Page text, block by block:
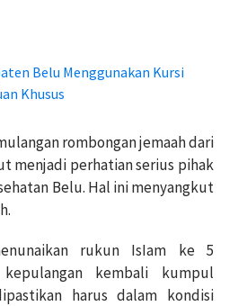
Belu Menggunakan Kursi
Khusus
rombongan jemaah dari
menjadi perhatian serius pihak
Belu. Hal ini menyangkut
rukun IsIam ke 5
kembali kumpul
harus dalam kondisi